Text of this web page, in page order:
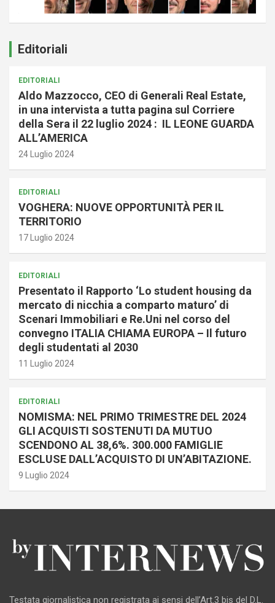
Editoriali
EDITORIALI
Aldo Mazzocco, CEO di Generali Real Estate,
in una intervista a tutta pagina sul Corriere
della Sera il 22 luglio 2024 : IL LEONE GUARDA
ALL’AMERICA
24 Luglio 2024
EDITORIALI
VOGHERA: NUOVE OPPORTUNITÀ PER IL
TERRITORIO
17 Luglio 2024
EDITORIALI
Presentato il Rapporto ‘Lo student housing da
mercato di nicchia a comparto maturo’ di
Scenari Immobiliari e Re.Uni nel corso del
convegno ITALIA CHIAMA EUROPA – Il futuro
degli studentati al 2030
11 Luglio 2024
EDITORIALI
NOMISMA: NEL PRIMO TRIMESTRE DEL 2024
GLI ACQUISTI SOSTENUTI DA MUTUO
SCENDONO AL 38,6%. 300.000 FAMIGLIE
ESCLUSE DALL’ACQUISTO DI UN’ABITAZIONE.
9 Luglio 2024
Testata giornalistica non registrata ai sensi dell’Art.3 bis del D.L.